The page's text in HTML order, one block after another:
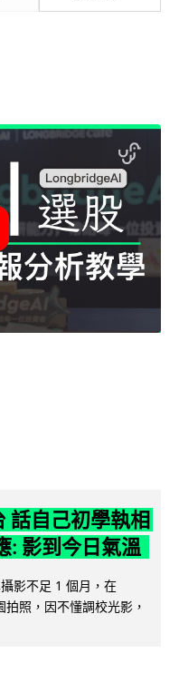
話自己初學執相
: 影到今日氣溫
影不足 1 個月，在
照，因不懂調校光影，